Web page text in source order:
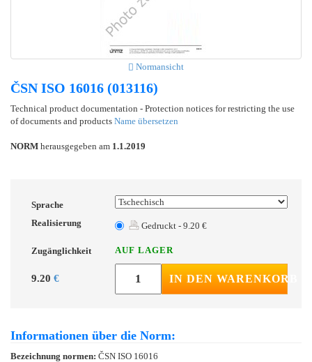
Normansicht
ČSN ISO 16016 (013116)
Technical product documentation - Protection notices for restricting the use
of documents and products Name übersetzen
NORM herausgegeben am 1.1.2019
Sprache
Realisierung
Gedruckt - 9.20 €
Zugänglichkeit AUF LAGER
9.20 € IN DEN WARENKORB
Informationen über die Norm:
Bezeichnung normen: ČSN ISO 16016